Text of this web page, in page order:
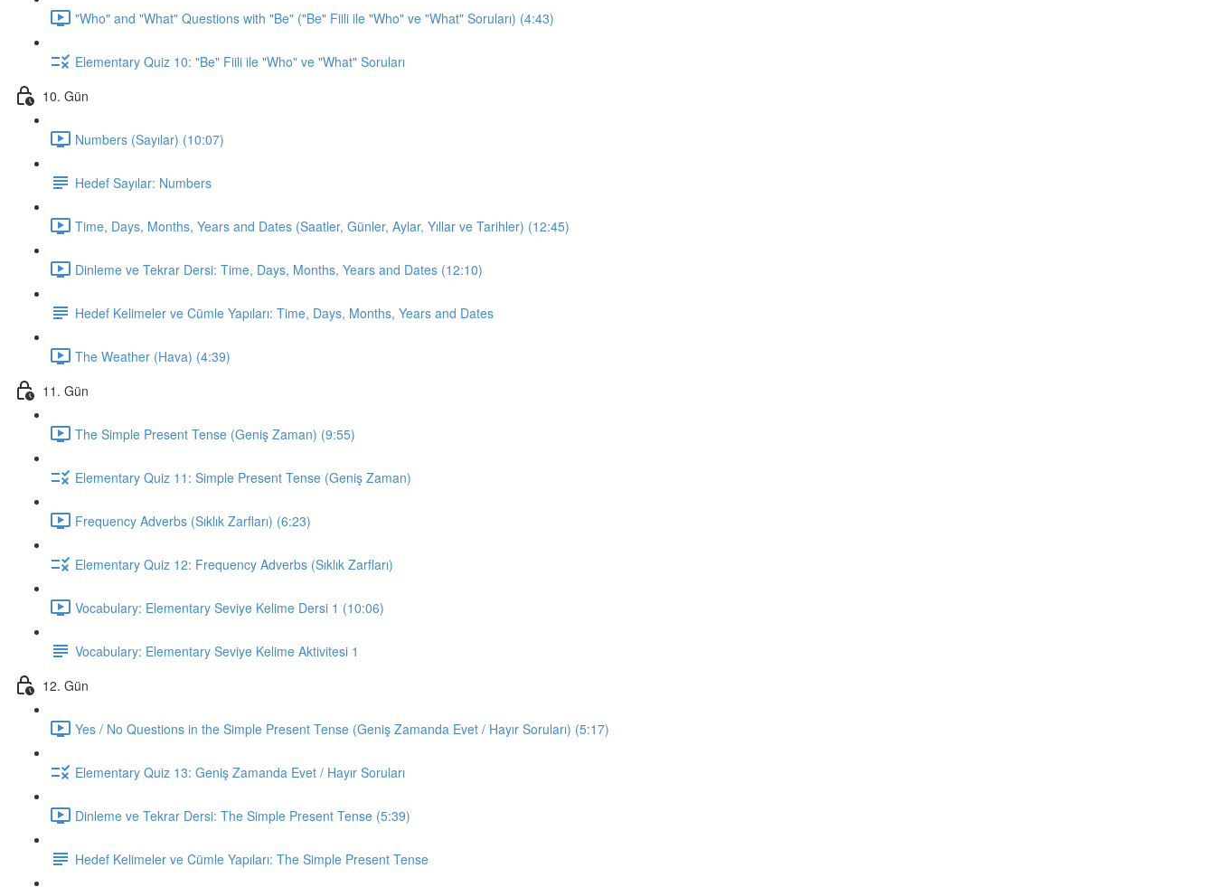
"Who" and "What" Questions with "Be" ("Be" Fiili ile "Who" ve "What" Soruları) (4:43)
Elementary Quiz 10: "Be" Fiili ile "Who" ve "What" Soruları
10. Gün
Numbers (Sayılar) (10:07)
Hedef Sayılar: Numbers
Time, Days, Months, Years and Dates (Saatler, Günler, Aylar, Yıllar ve Tarihler) (12:45)
Dinleme ve Tekrar Dersi: Time, Days, Months, Years and Dates (12:10)
Hedef Kelimeler ve Cümle Yapıları: Time, Days, Months, Years and Dates
The Weather (Hava) (4:39)
11. Gün
The Simple Present Tense (Geniş Zaman) (9:55)
Elementary Quiz 11: Simple Present Tense (Geniş Zaman)
Frequency Adverbs (Sıklık Zarfları) (6:23)
Elementary Quiz 12: Frequency Adverbs (Sıklık Zarfları)
Vocabulary: Elementary Seviye Kelime Dersi 1 (10:06)
Vocabulary: Elementary Seviye Kelime Aktivitesi 1
12. Gün
Yes / No Questions in the Simple Present Tense (Geniş Zamanda Evet / Hayır Soruları) (5:17)
Elementary Quiz 13: Geniş Zamanda Evet / Hayır Soruları
Dinleme ve Tekrar Dersi: The Simple Present Tense (5:39)
Hedef Kelimeler ve Cümle Yapıları: The Simple Present Tense